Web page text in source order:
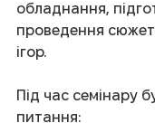
обладнання,
проведення
ігор.
Під час семінару
питання: